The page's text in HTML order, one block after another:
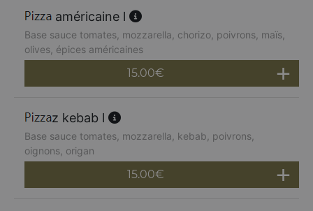
américaine l
Base sauce tomates, mozzarella, chorizo, poivrons, maïs,
olives, épices américaines
15.00€
z kebab l
Base sauce tomates, mozzarella, kebab, poivrons,
oignons, origan
15.00€